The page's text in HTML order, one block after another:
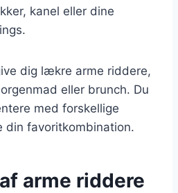
kanel eller dine
dig lækre arme riddere,
eller brunch. Du
med forskellige
din favoritkombination.
arme riddere